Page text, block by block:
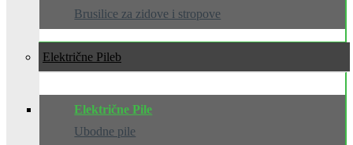
Brusilice za zidove i stropove
Električne Pile
Električne Pile
Ubodne pile